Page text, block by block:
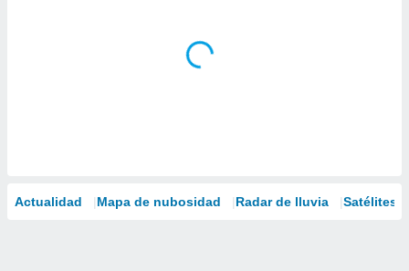
Actualidad Mapa de nubosidad Radar de lluvia Satélites